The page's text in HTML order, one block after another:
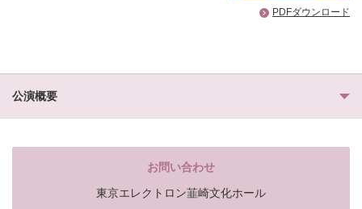
PDFダウンロード
公演概要
お問い合わせ
東京エレクトロン韮崎文化ホール